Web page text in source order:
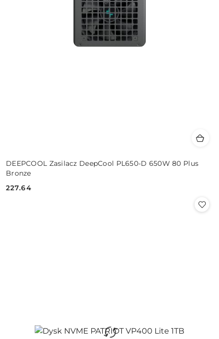
DEEPCOOL Zasilacz DeepCool PL650-D 650W 80 Plus
Bronze
Cena:
227.64